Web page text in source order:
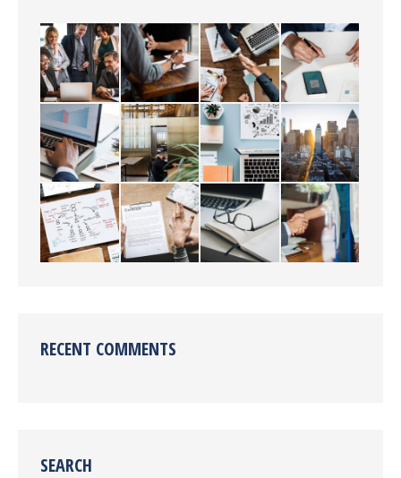
RECENT COMMENTS
SEARCH